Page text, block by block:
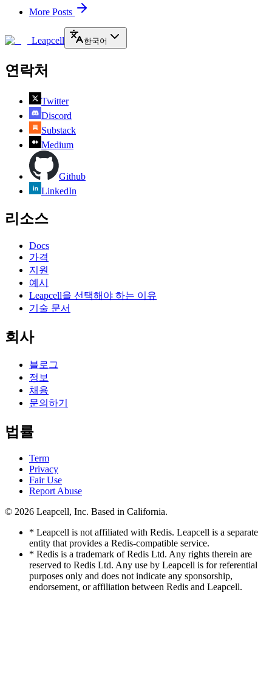
More Posts
Leapcell 한국어
연락처
Twitter
Discord
Substack
Medium
Github
LinkedIn
리소스
Docs
가격
지원
예시
Leapcell을 선택해야 하는 이유
기술 문서
회사
블로그
정보
채용
문의하기
법률
Term
Privacy
Fair Use
Report Abuse
© 2026 Leapcell, Inc. Based in California.
* Leapcell is not affiliated with Redis. Leapcell is a separate
entity that provides a Redis-compatible service.
* Redis is a trademark of Redis Ltd. Any rights therein are
reserved to Redis Ltd. Any use by Leapcell is for referential
purposes only and does not indicate any sponsorship,
endorsement, or affiliation between Redis and Leapcell.